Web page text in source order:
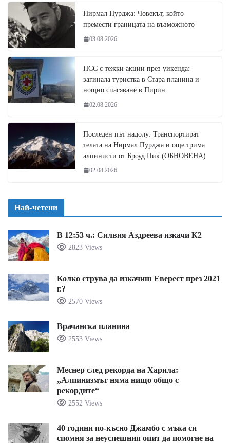
Нирмал Пурджа: Човекът, който
премести границата на възможното
03.08.2026
ПСС с тежки акции през уикенда:
загинала туристка в Стара планина и
нощно спасяване в Пирин
02.08.2026
Последен път надолу: Транспортират
телата на Нирмал Пурджа и още трима
алпинисти от Броуд Пик (ОБНОВЕНА)
02.08.2026
Най-четени
В 12:53 ч.: Силвия Аздреева изкачи К2
2823 Views
Колко струва да изкачиш Еверест през 2021
г.?
2570 Views
Врачанска планина
2553 Views
Меснер след рекорда на Харила:
„Алпинизмът няма нищо общо с
рекордите“
2552 Views
40 години по-късно Джамбо с мъка си
спомня за неуспешния опит да помогне на